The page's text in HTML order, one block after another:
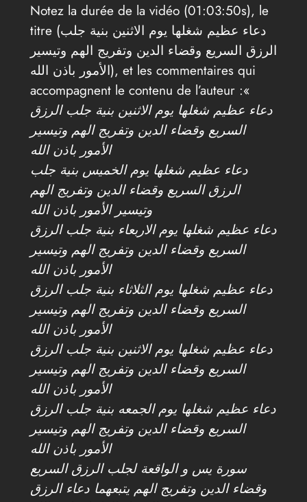
Notez la durée de la vidéo (01:03:50s), le
titre (دعاء عظيم شغلها يوم الاثنين بنية جلب
الرزق السريع وقضاء الدين وتفريج الهم وتيسير
الأمور باذن الله), et les commentaires qui
accompagnent le contenu de l’auteur :«
دعاء عظيم شغلها يوم الاثنين بنية جلب الرزق
السريع وقضاء الدين وتفريج الهم وتيسير
الأمور باذن الله
دعاء عظيم شغلها يوم الخميس بنية جلب
الرزق السريع وقضاء الدين وتفريج الهم
وتيسير الأمور باذن الله
دعاء عظيم شغلها يوم الاربعاء بنية جلب الرزق
السريع وقضاء الدين وتفريج الهم وتيسير
الأمور باذن الله
دعاء عظيم شغلها يوم الثلاثاء بنية جلب الرزق
السريع وقضاء الدين وتفريج الهم وتيسير
الأمور باذن الله
دعاء عظيم شغلها يوم الاثنين بنية جلب الرزق
السريع وقضاء الدين وتفريج الهم وتيسير
الأمور باذن الله
دعاء عظيم شغلها يوم الجمعه بنية جلب الرزق
السريع وقضاء الدين وتفريج الهم وتيسير
الأمور باذن الله
سورة يس و الواقعة لجلب الرزق السريع
وقضاء الدين وتفريج الهم يتبعهما دعاء الرزق